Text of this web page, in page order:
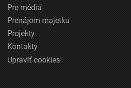
Pre médiá
Prenájom majetku
Projekty
Kontakty
Upraviť cookies